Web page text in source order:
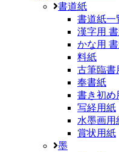
書道紙
書道紙一
漢字用
かな用
料紙
古筆臨書
奉書紙
書き初め
写経用紙
水墨画用
賞状用紙
墨